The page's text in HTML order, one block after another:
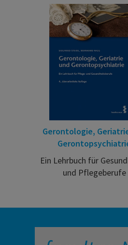
Gerontologie,
Ein Lehrbuch für
und Pflegeberufe